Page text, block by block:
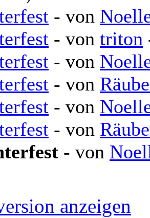
- von
- von triton
- von
- von
- von
- von
- von
anzeigen